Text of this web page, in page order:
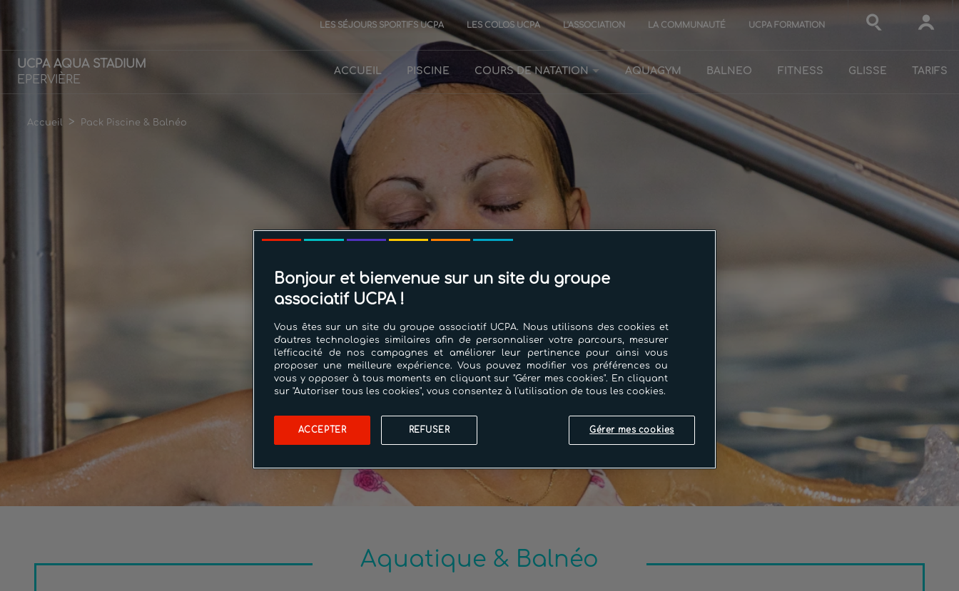
LES SÉJOURS SPORTIFS UCPA LES COLOS UCPA L'ASSOCIATION LA COMMUNAUTÉ UCPA FORMATION
UCPA AQUA STADIUM
EPERVIÈRE
ACCUEIL PISCINE COURS DE NATATION AQUAGYM BALNEO FITNESS GLISSE TARIFS
Accueil > Pack Piscine & Balnéo
Pack Piscine & Balnéo
Aquatique & Balnéo
Bonjour et bienvenue sur un site du groupe
associatif UCPA !
Vous êtes sur un site du groupe associatif UCPA. Nous utilisons des cookies et
d'autres technologies similaires afin de personnaliser votre parcours, mesurer
l'efficacité de nos campagnes et améliorer leur pertinence pour ainsi vous
proposer une meilleure expérience. Vous pouvez modifier vos préférences ou
vous y opposer à tous moments en cliquant sur "Gérer mes cookies". En cliquant
sur "Autoriser tous les cookies", vous consentez à l'utilisation de tous les cookies.
Gérer mes cookies
REFUSER
ACCEPTER